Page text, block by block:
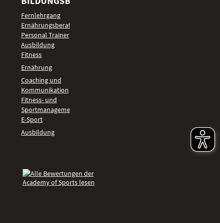
Fernlehrgang
Ernährungsberater
Personal Trainer
Ausbildung
Fitness
Ernährung
Coaching und
Kommunikation
Fitness- und
Sportmanagement
E-Sport
Ausbildung